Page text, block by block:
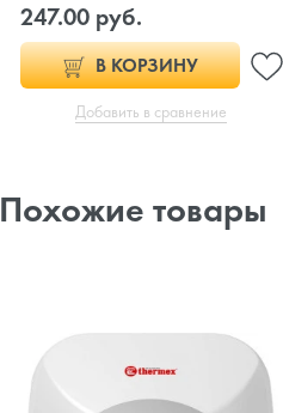
247.00 руб.
В КОРЗИНУ
Добавить в сравнение
Похожие товары